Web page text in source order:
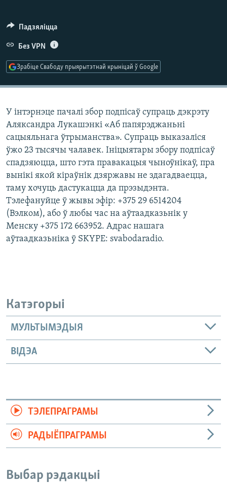
КАЛЯНДАР
НА ХВАЛЯХ СВАБОДЫ
Падзяліцца
Без VPN
Зрабіце Свабоду прыярытэтнай крыніцай ў Google
У інтэрнэце пачалі збор подпісаў супраць дэкрэту
Аляксандра Лукашэнкі «Аб папярэджаньні
сацыяльнага ўтрыманства». Супраць выказаліся
ўжо 23 тысячы чалавек. Ініцыятары збору подпісаў
спадзяюцца, што гэта правакацыя чыноўнікаў, пра
вынікі якой кіраўнік дзяржавы не здагадваецца,
таму хочуць дастукацца да прэзыдэнта.
Тэлефануйце ў жывы эфір: +375 29 6514204
(Вэлком), або ў любы час на аўтаадказьнік у
Менску +375 172 663952. Адрас нашага
аўтаадказьніка ў SKYPE: svabodaradio.
Катэгорыі
МУЛЬТЫМЭДЫЯ
ВІДЭА
ТЭЛЕПРАГРАМЫ
РАДЫЁПРАГРАМЫ
Выбар рэдакцыі